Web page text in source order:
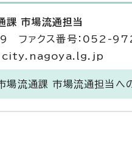
課 市場流通担当
ファクス番号：052-
場流通課 市場流通担当へ